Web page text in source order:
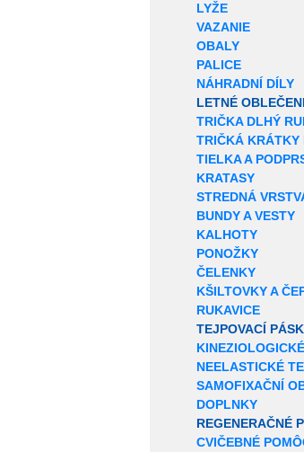
LYŽE
VAZANIE
OBALY
PALICE
NÁHRADNÍ DÍLY
LETNÉ
TRIČKA DLHÝ
TRIČKÁ KRÁTKY
TIELKA A
KRATASY
STREDNÁ
BUNDY A VESTY
KALHOTY
PONOŽKY
ČELENKY
KŠILTOVKY A
RUKAVICE
TEJPOVACÍ
NEELASTICKÉ
SAMOFIXAČNÍ
DOPLNKY
REGENERAČNÉ
CVIČEBNÉ